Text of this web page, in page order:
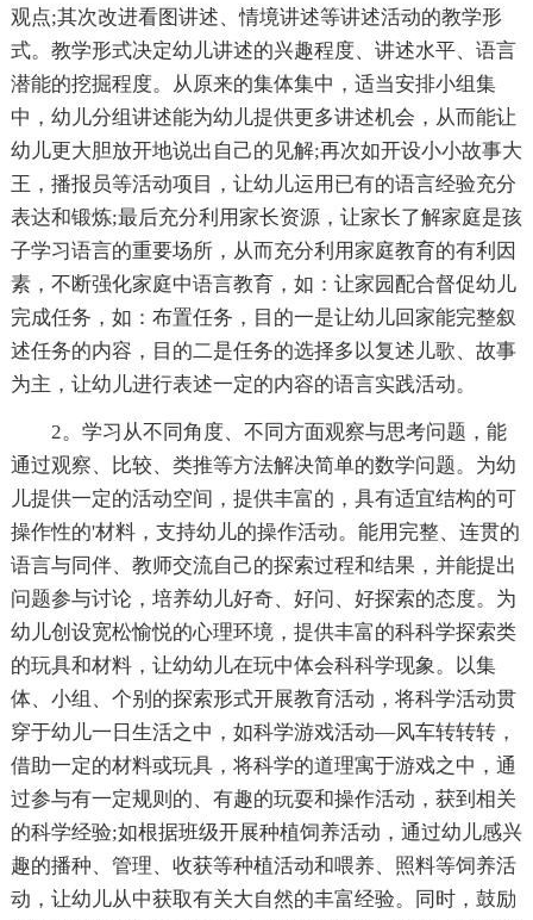
观点;其次改进看图讲述、情境讲述等讲述活动的教学形
式。教学形式决定幼儿讲述的兴趣程度、讲述水平、语言
潜能的挖掘程度。从原来的集体集中，适当安排小组集
中，幼儿分组讲述能为幼儿提供更多讲述机会，从而能让
幼儿更大胆放开地说出自己的见解;再次如开设小小故事大
王，播报员等活动项目，让幼儿运用已有的语言经验充分
表达和锻炼;最后充分利用家长资源，让家长了解家庭是孩
子学习语言的重要场所，从而充分利用家庭教育的有利因
素，不断强化家庭中语言教育，如：让家园配合督促幼儿
完成任务，如：布置任务，目的一是让幼儿回家能完整叙
述任务的内容，目的二是任务的选择多以复述儿歌、故事
为主，让幼儿进行表述一定的内容的语言实践活动。
2。学习从不同角度、不同方面观察与思考问题，能
通过观察、比较、类推等方法解决简单的数学问题。为幼
儿提供一定的活动空间，提供丰富的，具有适宜结构的可
操作性的'材料，支持幼儿的操作活动。能用完整、连贯的
语言与同伴、教师交流自己的探索过程和结果，并能提出
问题参与讨论，培养幼儿好奇、好问、好探索的态度。为
幼儿创设宽松愉悦的心理环境，提供丰富的科科学探索类
的玩具和材料，让幼幼儿在玩中体会科科学现象。以集
体、小组、个别的探索形式开展教育活动，将科学活动贯
穿于幼儿一日生活之中，如科学游戏活动—风车转转转，
借助一定的材料或玩具，将科学的道理寓于游戏之中，通
过参与有一定规则的、有趣的玩耍和操作活动，获到相关
的科学经验;如根据班级开展种植饲养活动，通过幼儿感兴
趣的播种、管理、收获等种植活动和喂养、照料等饲养活
动，让幼儿从中获取有关大自然的丰富经验。同时，鼓励